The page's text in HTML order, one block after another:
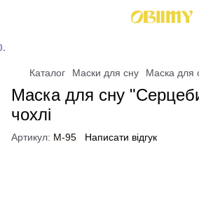
Каталог Маски для сну Маска для
Маска для сну
чохлі
Артикул: M-95 Написати відгук